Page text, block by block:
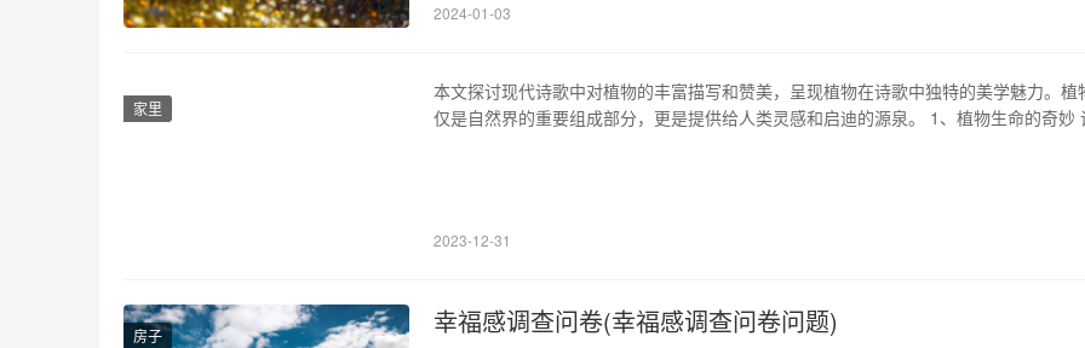
打造最适合的拍摄方案。无论您选择在何…
2024-01-03
家里
本文探讨现代诗歌中对植物的丰富描写和赞美，呈现植物在诗歌中独特的美学魅力。植
仅是自然界的重要组成部分，更是提供给人类灵感和启迪的源泉。 1、植物生命的奇妙
2023-12-31
房子 幸福感调查问卷(幸福感调查问卷问题)